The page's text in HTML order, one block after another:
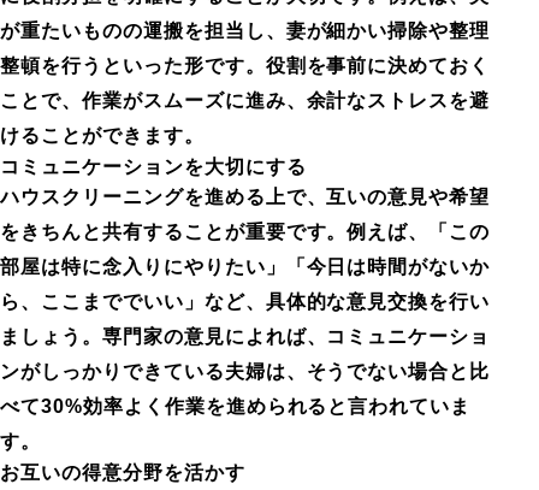
が重たいものの運搬を担当し、妻が細かい掃除や整理
整頓を行うといった形です。役割を事前に決めておく
ことで、作業がスムーズに進み、余計なストレスを避
けることができます。
コミュニケーションを大切にする
ハウスクリーニングを進める上で、互いの意見や希望
をきちんと共有することが重要です。例えば、「この
部屋は特に念入りにやりたい」「今日は時間がないか
ら、ここまででいい」など、具体的な意見交換を行い
ましょう。専門家の意見によれば、コミュニケーショ
ンがしっかりできている夫婦は、そうでない場合と比
べて30%効率よく作業を進められると言われていま
す。
お互いの得意分野を活かす